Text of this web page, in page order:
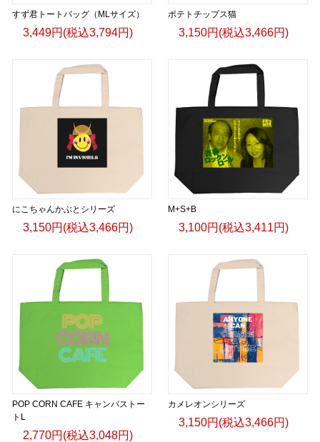
すず君トートバッグ（MLサイズ）
3,449円(税込3,794円)
ポテトチップス猫
3,150円(税込3,466円)
にこちゃんかぶとシリーズ
3,150円(税込3,466円)
M+S+B
3,100円(税込3,411円)
POP CORN CAFE キャンパストー
トL
2,770円(税込3,048円)
カメレオンシリーズ
3,150円(税込3,466円)